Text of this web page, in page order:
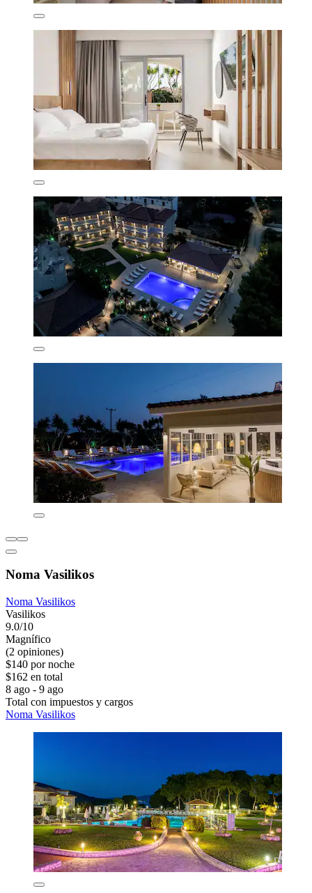
Noma Vasilikos
Noma Vasilikos
Vasilikos
9.0/10
Magnífico
(2 opiniones)
$140 por noche
$162 en total
8 ago - 9 ago
Total con impuestos y cargos
Noma Vasilikos